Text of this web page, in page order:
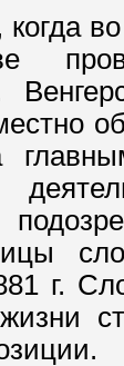
когда
г.